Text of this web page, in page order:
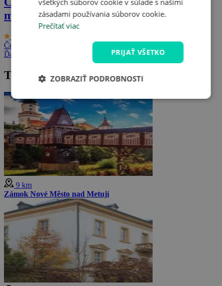
múzeom + golf
Česká republika - Broumovsko
Ďalšie pobyty
Tipy na výlet v okolí
9 km
Zámok Nové Město nad Metují
všetkých súborov cookie v súlade s našimi
zásadami používania súborov cookie.
Prečítať viac
PRIJAŤ VŠETKO
ZOBRAZIŤ PODROBNOSTI